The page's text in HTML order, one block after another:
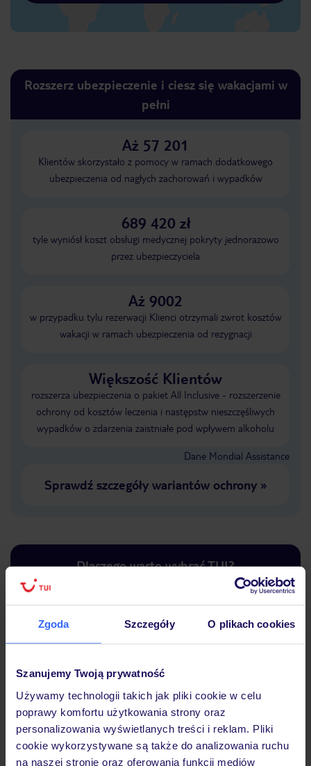
Zgoda Szczegóły O plikach cookies
Szanujemy Twoją prywatność
Używamy technologii takich jak pliki cookie w celu
poprawy komfortu użytkowania strony oraz
personalizowania wyświetlanych treści i reklam. Pliki
cookie wykorzystywane są także do analizowania ruchu
na naszej stronie oraz oferowania funkcji mediów
Rozszerz ubezpieczenie i ciesz się wakacjami w
pełni
Aż 57 201
Klientów skorzystało z pomocy w ramach dodatkowego
ubezpieczenia od nagłych zachorowań i wypadków
689 420 zł
tyle wyniósł koszt obsługi medycznej pokryty jednorazowo
przez ubezpieczyciela
Aż 9002
w przypadku tylu rezerwacji Klienci otrzymali zwrot kosztów
wakacji w ramach ubezpieczenia od rezygnacji
Większość Klientów
rozszerza ubezpieczenia o pakiet All Inclusive - rozszerzenie
ochrony od kosztów leczenia i następstw nieszczęśliwych
wypadków o zdarzenia zaistniałe pod wpływem alkoholu
Dane Mondial Assistance
Sprawdź szczegóły wariantów ochrony»
Dlaczego warto wybrać TUI?
Lider niskich cen
Hotel